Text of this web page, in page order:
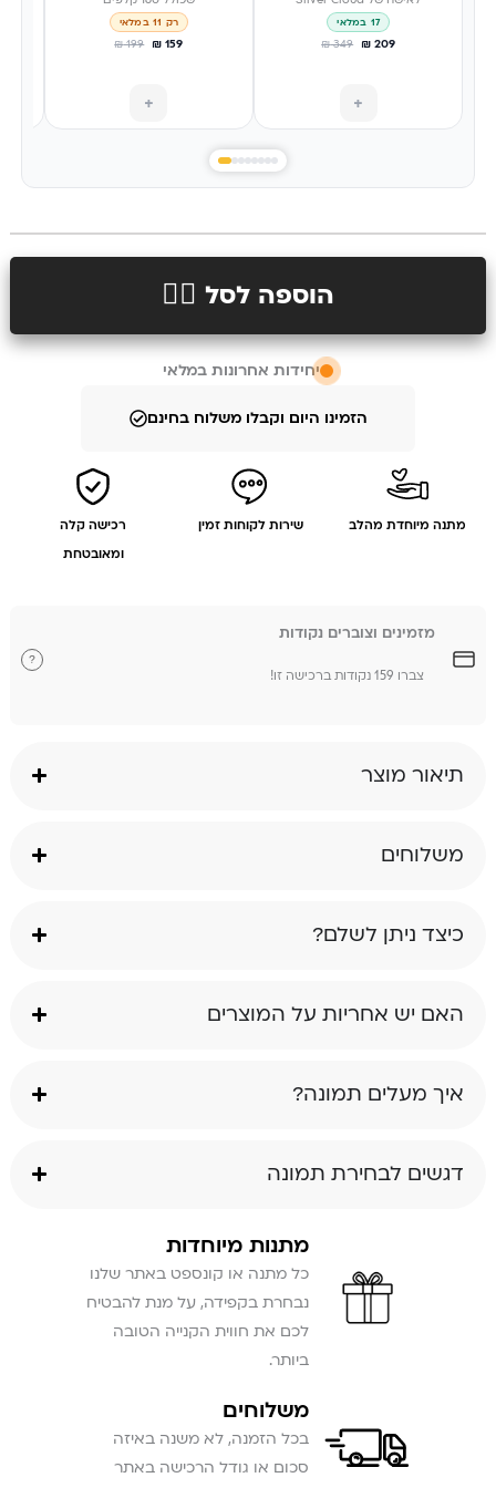
17 במלאי
₪ 209
₪349
+
רק 11 במלאי
₪ 159
₪199
+
הוספה לסל 👉🏻
יחידות אחרונות במלאי
הזמינו היום וקבלו משלוח בחינם
מתנה מיוחדת מהלב שירות לקוחות זמין
רכישה קלה
ומאובטחת
מזמינים וצוברים נקודות
צברו 159 נקודות ברכישה זו!
?
תיאור מוצר
משלוחים
כיצד ניתן לשלם?
האם יש אחריות על המוצרים
איך מעלים תמונה?
דגשים לבחירת תמונה
מתנות מיוחדות
כל מתנה או קונספט באתר שלנו
נבחרת בקפידה, על מנת להבטיח
לכם את חווית הקנייה הטובה
ביותר.
משלוחים
בכל הזמנה, לא משנה באיזה
סכום או גודל הרכישה באתר